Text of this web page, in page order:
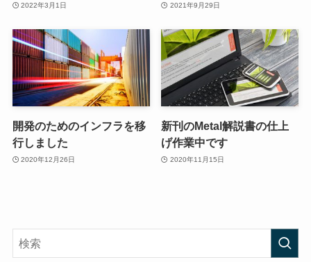
2022年3月1日 2021年9月29日
開発のためのインフラを移
行しました
2020年12月26日
新刊のMetal解説書の仕上
げ作業中です
2020年11月15日